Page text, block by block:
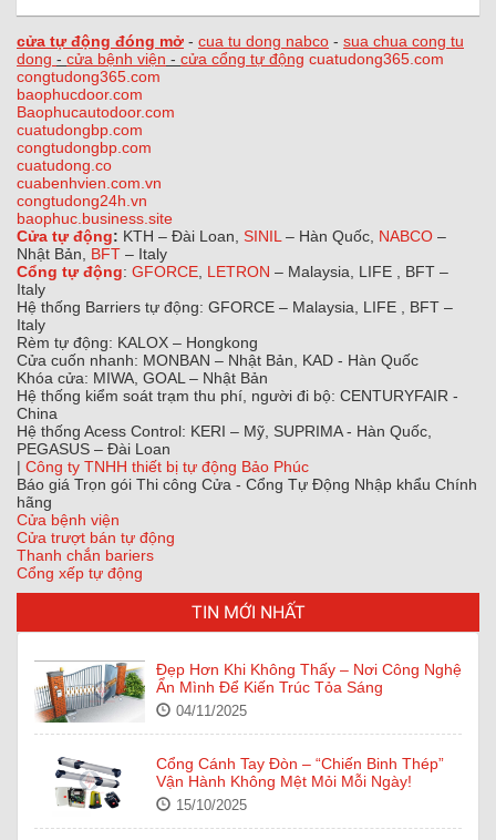
cửa tự động đóng mở - cua tu dong nabco - sua chua cong tu
dong - cửa bệnh viện - cửa cổng tự động cuatudong365.com
congtudong365.com
baophucdoor.com
Baophucautodoor.com
cuatudongbp.com
congtudongbp.com
cuatudong.co
cuabenhvien.com.vn
congtudong24h.vn
baophuc.business.site
Cửa tự động: KTH – Đài Loan, SINIL – Hàn Quốc, NABCO –
Nhật Bản, BFT – Italy
Cổng tự động: GFORCE LETRON – Malaysia, LIFE , BFT –
Italy
Hệ thống Barriers tự động: GFORCE – Malaysia, LIFE , BFT –
Italy
Rèm tự động: KALOX – Hongkong
Cửa cuốn nhanh: MONBAN – Nhật Bản, KAD - Hàn Quốc
Khóa cửa: MIWA, GOAL – Nhật Bản
Hệ thống kiểm soát trạm thu phí, người đi bộ: CENTURYFAIR -
China
Hệ thống Acess Control: KERI – Mỹ, SUPRIMA - Hàn Quốc,
PEGASUS – Đài Loan
| Công ty TNHH thiết bị tự động Bảo Phúc
Báo giá Trọn gói Thi công Cửa - Cổng Tự Động Nhập khẩu Chính
hãng
Cửa bệnh viện
Cửa trượt bán tự động
Thanh chắn bariers
Cổng xếp tự động
TIN MỚI NHẤT
Đẹp Hơn Khi Không Thấy – Nơi Công Nghệ
Ẩn Mình Để Kiến Trúc Tỏa Sáng
04/11/2025
Cổng Cánh Tay Đòn – “Chiến Binh Thép”
Vận Hành Không Mệt Mỏi Mỗi Ngày!
15/10/2025